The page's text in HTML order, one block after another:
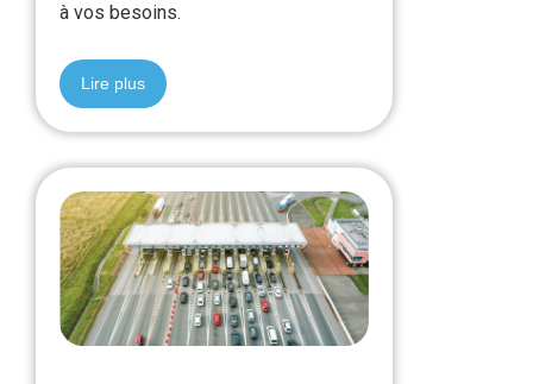
à vos besoins.
Lire plus